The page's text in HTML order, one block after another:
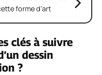
forme d’art
clés à suivre
dessin
?